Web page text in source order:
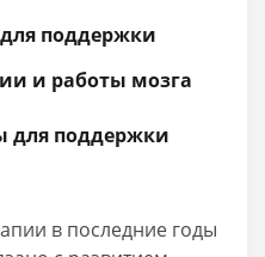
поддержки
и работы мозга
для поддержки
в последние годы